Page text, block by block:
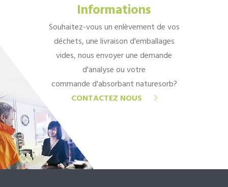
Informations
Souhaitez-vous un enlèvement de vos
déchets, une livraison d'emballages
vides, nous envoyer une demande
d'analyse ou votre
commande d'absorbant naturesorb?
CONTACTEZ NOUS